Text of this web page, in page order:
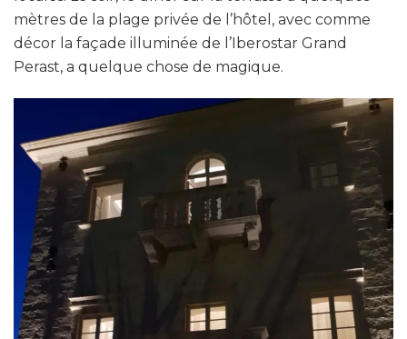
mètres de la plage privée de l’hôtel, avec comme
décor la façade illuminée de l’Iberostar Grand
Perast, a quelque chose de magique.